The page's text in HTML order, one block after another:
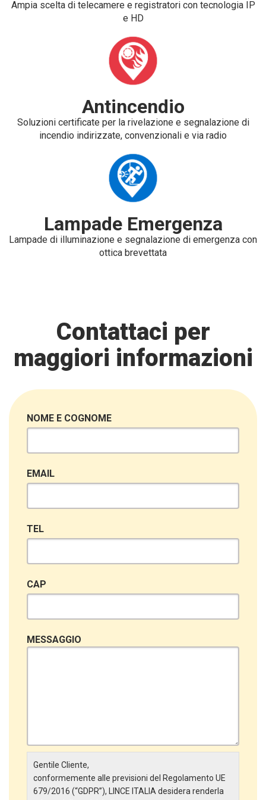
Ampia scelta di telecamere e registratori con tecnologia IP
e HD
Antincendio
Soluzioni certificate per la rivelazione e segnalazione di
incendio indirizzate, convenzionali e via radio
Lampade Emergenza
Lampade di illuminazione e segnalazione di emergenza con
ottica brevettata
Contattaci per
maggiori informazioni
NOME E COGNOME
EMAIL
TEL
CAP
MESSAGGIO
Gentile Cliente,
conformemente alle previsioni del Regolamento UE
679/2016 (“GDPR”), LINCE ITALIA desidera renderla